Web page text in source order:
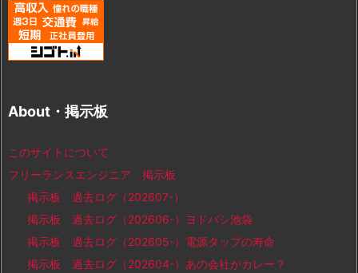
About・掲示板
このサイトについて
フリーランスエンジニア 掲示板
掲示板 過去ログ（202607-）
掲示板 過去ログ（202606-）ヨドバシ池袋
掲示板 過去ログ（202605-）電源タップの寿命
掲示板 過去ログ（202604-）あの会社がカレー？